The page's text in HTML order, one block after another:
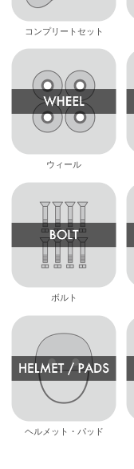
コンプリートセット
ウィール
ボルト
ヘルメット・パッド